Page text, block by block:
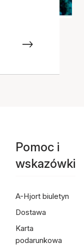
Pomoc i
wskazówki
A-Hjort biuletyn
Dostawa
Karta
podarunkowa